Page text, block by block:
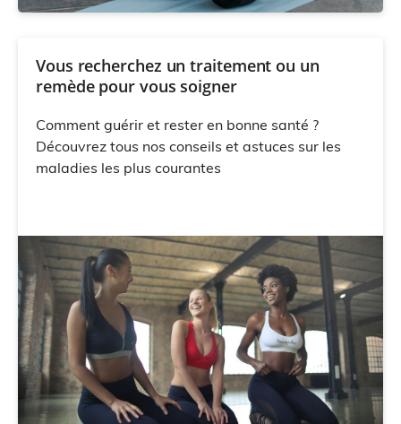
Vous recherchez un traitement ou un
remède pour vous soigner
Comment guérir et rester en bonne santé ?
Découvrez tous nos conseils et astuces sur les
maladies les plus courantes